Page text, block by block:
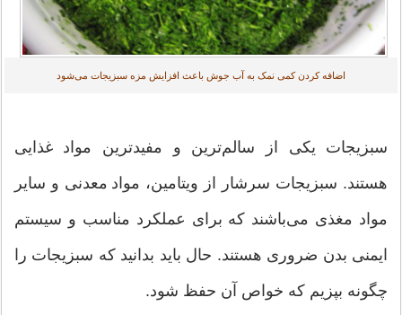
اضافه کردن کمی نمک به آب جوش باعث افزایش مزه سبزیجات می‌شود
سبزیجات یکی از سالم‌ترین و مفیدترین مواد غذایی
هستند. سبزیجات سرشار از ویتامین، مواد معدنی و سایر
مواد مغذی می‌باشند که برای عملکرد مناسب و سیستم
ایمنی بدن ضروری هستند. حال باید بدانید که سبزیجات را
چگونه بپزیم که خواص آن حفظ شود.